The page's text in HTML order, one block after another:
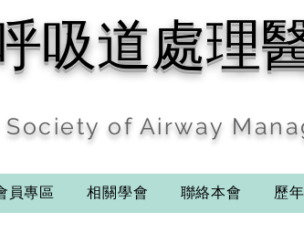
吸道處理
Society of Airway
員專區 相關學會 聯絡本會 歷